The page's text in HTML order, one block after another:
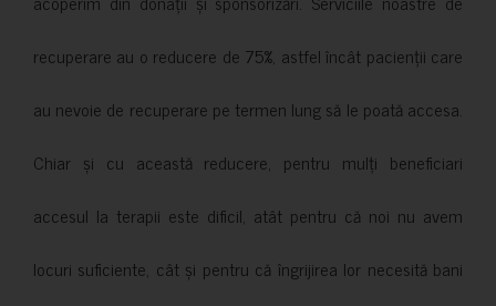
recuperare au o reducere de 75%, astfel încât pacienții care
au nevoie de recuperare pe termen lung să le poată accesa.
Chiar și cu această reducere, pentru mulți beneficiari
accesul la terapii este dificil, atât pentru că noi nu avem
locuri suficiente, cât și pentru că îngrijirea lor necesită bani